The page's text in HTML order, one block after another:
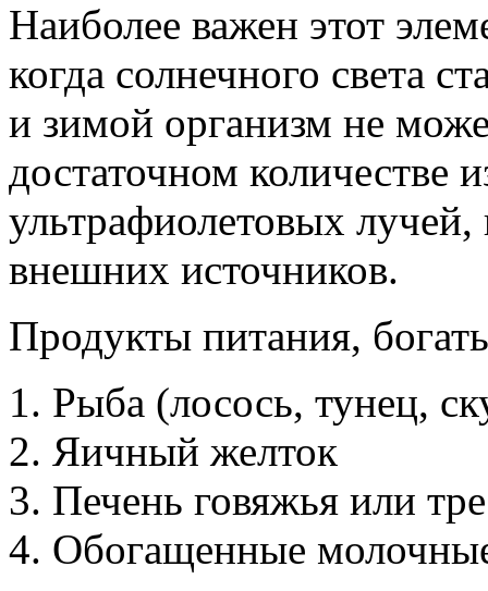
Наиболее важен этот
когда солнечного света
и зимой организм не
достаточном количестве
ультрафиолетовых
внешних источников.
Продукты питания,
Рыба (лосось, тунец,
Яичный желток
Печень говяжья или
Обогащенные